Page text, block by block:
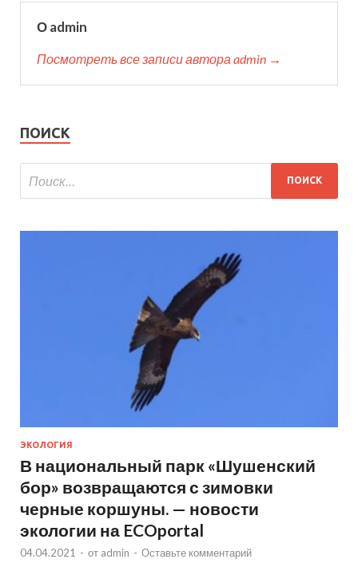
О admin
Посмотреть все записи автора admin →
ПОИСК
ЭКОЛОГИЯ
В национальный парк «Шушенский
бор» возвращаются с зимовки
черные коршуны. — новости
экологии на ECOportal
04.04.2021 - от admin - Оставьте комментарий